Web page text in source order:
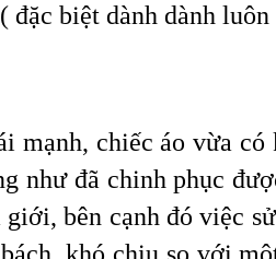
đặc biệt dành dành
mạnh, chiếc áo vừa
như đã chinh phục
bên cạnh đó việc
khó chịu so với